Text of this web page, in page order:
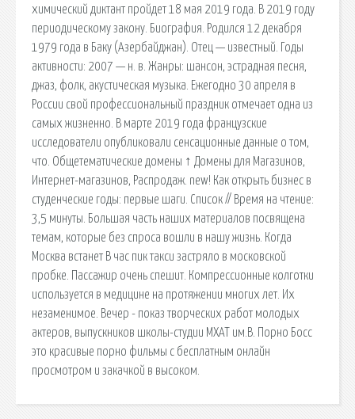
химический диктант пройдет 18 мая 2019 года. В 2019 году
периодическому закону. Биография. Родился 12 декабря
1979 года в Баку (Азербайджан). Отец — известный. Годы
активности: 2007 — н. в. Жанры: шансон, эстрадная песня,
джаз, фолк, акустическая музыка. Ежегодно 30 апреля в
России свой профессиональный праздник отмечает одна из
самых жизненно. В марте 2019 года французские
исследователи опубликовали сенсационные данные о том,
что. Общетематические домены ↑ Домены для Магазинов,
Интернет-магазинов, Распродаж. new! Как открыть бизнес в
студенческие годы: первые шаги. Список // Время на чтение:
3,5 минуты. Большая часть наших материалов посвящена
темам, которые без спроса вошли в нашу жизнь. Когда
Москва встанет В час пик такси застряло в московской
пробке. Пассажир очень спешит. Компрессионные колготки
используется в медицине на протяжении многих лет. Их
незаменимое. Вечер - показ творческих работ молодых
актеров, выпускников школы-студии МХАТ им.В. Порно Босс
это красивые порно фильмы с бесплатным онлайн
просмотром и закачкой в высоком.